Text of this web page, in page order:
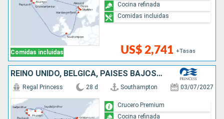
Comidas incluidas US$ 2,741 +Tasas
Cocina refinada
Comidas incluidas
REINO UNIDO, BÉLGICA, PAISES BAJOS, ALEMANIA, DINAMARCA, NORUEGA, ISLANDIA
Regal Princess 28 d Southampton 03/07/2027
Crucero Premium
Cocina refinada